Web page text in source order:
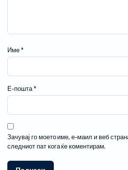
Име *
Е-пошта*
Зачувај го моето име, е-маил и веб
следниот пат кога ќе коментирам.